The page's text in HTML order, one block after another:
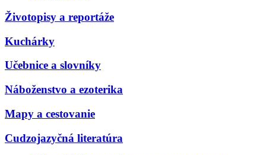
Životopisy a reportáže
Kuchárky
Učebnice a slovníky
Náboženstvo a ezoterika
Mapy a cestovanie
Cudzojazyčná literatúra